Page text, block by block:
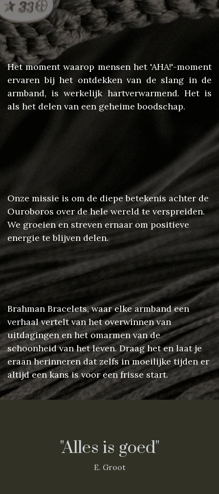
Het moment waarop mensen het 'AHA!'-moment
ervaren bij het ontdekken van de slang in de
armband, is werkelijk hartverwarmend. Het is
als het delen van een geheime boodschap.
Onze missie is om de diepe betekenis achter de
Ouroboros over de hele wereld te verspreiden.
We groeien en streven ernaar om positieve
energie te blijven delen.
Brahman Bracelets, waar elke armband een
verhaal vertelt van het overwinnen van
uitdagingen en het omarmen van de
schoonheid van het leven. Draag het en laat je
eraan herinneren dat zelfs in moeilijke tijden er
altijd een kans is voor een frisse start.
"Alles is goed"
E. Groot